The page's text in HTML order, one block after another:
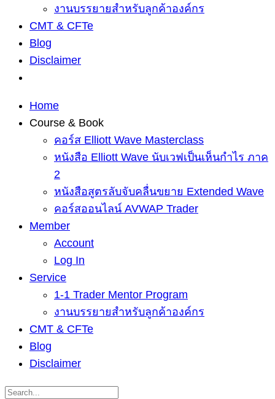
งานบรรยายสำหรับลูกค้าองค์กร
CMT & CFTe
Blog
Disclaimer
Home
Course & Book
คอร์ส Elliott Wave Masterclass
หนังสือ Elliott Wave นับเวฟเป็นเห็นกำไร ภาค
2
หนังสือสูตรลับจับคลื่นขยาย Extended Wave
คอร์สออนไลน์ AVWAP Trader
Member
Account
Log In
Service
1-1 Trader Mentor Program
งานบรรยายสำหรับลูกค้าองค์กร
CMT & CFTe
Blog
Disclaimer
Search